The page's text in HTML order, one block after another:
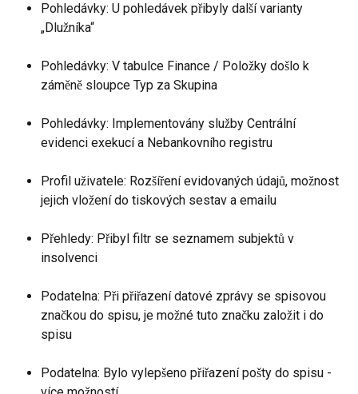
Pohledávky: U pohledávek přibyly další varianty
„Dlužníka“
Pohledávky: V tabulce Finance / Položky došlo k
záměně sloupce Typ za Skupina
Pohledávky: Implementovány služby Centrální
evidenci exekucí a Nebankovního registru
Profil uživatele: Rozšíření evidovaných údajů, možnost
jejich vložení do tiskových sestav a emailu
Přehledy: Přibyl filtr se seznamem subjektů v
insolvenci
Podatelna: Při přiřazení datové zprávy se spisovou
značkou do spisu, je možné tuto značku založit i do
spisu
Podatelna: Bylo vylepšeno přiřazení pošty do spisu -